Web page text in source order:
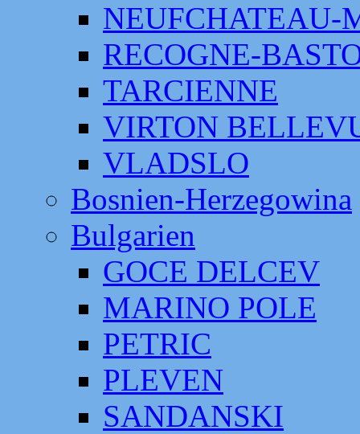
NEUFCHATEAU-
RECOGNE-
TARCIENNE
VIRTON
VLADSLO
Bosnien-Herzegowina
Bulgarien
GOCE DELCEV
MARINO POLE
PETRIC
PLEVEN
SANDANSKI